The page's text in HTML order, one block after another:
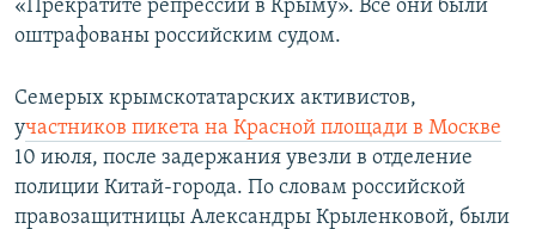
«Прекратите репрессии в Крыму». Все они были
оштрафованы российским судом.
Семерых крымскотатарских активистов,
участников пикета на Красной площади в Москве
10 июля, после задержания увезли в отделение
полиции Китай-города. По словам российской
правозащитницы Александры Крыленковой, были